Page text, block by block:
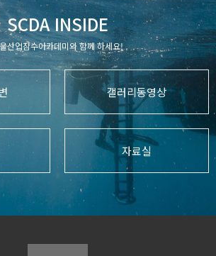
SCDA INSIDE
산업잠수아카데미와 함께 하세요!
갤러리동영상
자료실